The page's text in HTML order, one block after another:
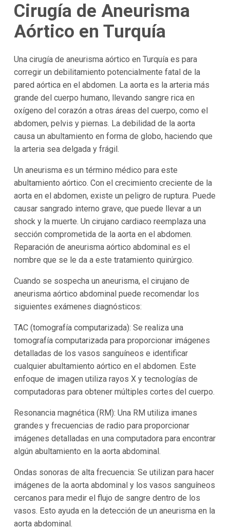
Cirugía de Aneurisma
Aórtico en Turquía
Una cirugía de aneurisma aórtico en Turquía es para
corregir un debilitamiento potencialmente fatal de la
pared aórtica en el abdomen. La aorta es la arteria más
grande del cuerpo humano, llevando sangre rica en
oxígeno del corazón a otras áreas del cuerpo, como el
abdomen, pelvis y piernas. La debilidad de la aorta
causa un abultamiento en forma de globo, haciendo que
la arteria sea delgada y frágil.
Un aneurisma es un término médico para este
abultamiento aórtico. Con el crecimiento creciente de la
aorta en el abdomen, existe un peligro de ruptura. Puede
causar sangrado interno grave, que puede llevar a un
shock y la muerte. Un cirujano cardiaco reemplaza una
sección comprometida de la aorta en el abdomen.
Reparación de aneurisma aórtico abdominal es el
nombre que se le da a este tratamiento quirúrgico.
Cuando se sospecha un aneurisma, el cirujano de
aneurisma aórtico abdominal puede recomendar los
siguientes exámenes diagnósticos:
TAC (tomografía computarizada): Se realiza una
tomografía computarizada para proporcionar imágenes
detalladas de los vasos sanguíneos e identificar
cualquier abultamiento aórtico en el abdomen. Este
enfoque de imagen utiliza rayos X y tecnologías de
computadoras para obtener múltiples cortes del cuerpo.
Resonancia magnética (RM): Una RM utiliza imanes
grandes y frecuencias de radio para proporcionar
imágenes detalladas en una computadora para encontrar
algún abultamiento en la aorta abdominal.
Ondas sonoras de alta frecuencia: Se utilizan para hacer
imágenes de la aorta abdominal y los vasos sanguíneos
cercanos para medir el flujo de sangre dentro de los
vasos. Esto ayuda en la detección de un aneurisma en la
aorta abdominal.